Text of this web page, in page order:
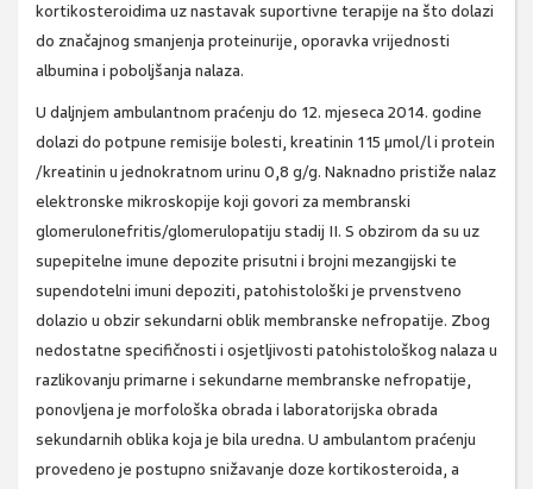
kortikosteroidima uz nastavak suportivne terapije na što dolazi
do značajnog smanjenja proteinurije, oporavka vrijednosti
albumina i poboljšanja nalaza.
U daljnjem ambulantnom praćenju do 12. mjeseca 2014. godine
dolazi do potpune remisije bolesti, kreatinin 115 µmol/l i protein
/kreatinin u jednokratnom urinu 0,8 g/g. Naknadno pristiže nalaz
elektronske mikroskopije koji govori za membranski
glomerulonefritis/glomerulopatiju stadij II. S obzirom da su uz
supepitelne imune depozite prisutni i brojni mezangijski te
supendotelni imuni depoziti, patohistološki je prvenstveno
dolazio u obzir sekundarni oblik membranske nefropatije. Zbog
nedostatne specifičnosti i osjetljivosti patohistološkog nalaza u
razlikovanju primarne i sekundarne membranske nefropatije,
ponovljena je morfološka obrada i laboratorijska obrada
sekundarnih oblika koja je bila uredna. U ambulantom praćenju
provedeno je postupno snižavanje doze kortikosteroida, a